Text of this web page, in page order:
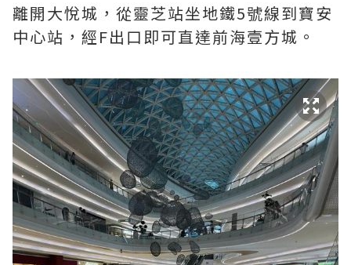
離開大悅城，從靈芝站坐地鐵5號線到寶安
中心站，經F出口即可直達前海壹方城。